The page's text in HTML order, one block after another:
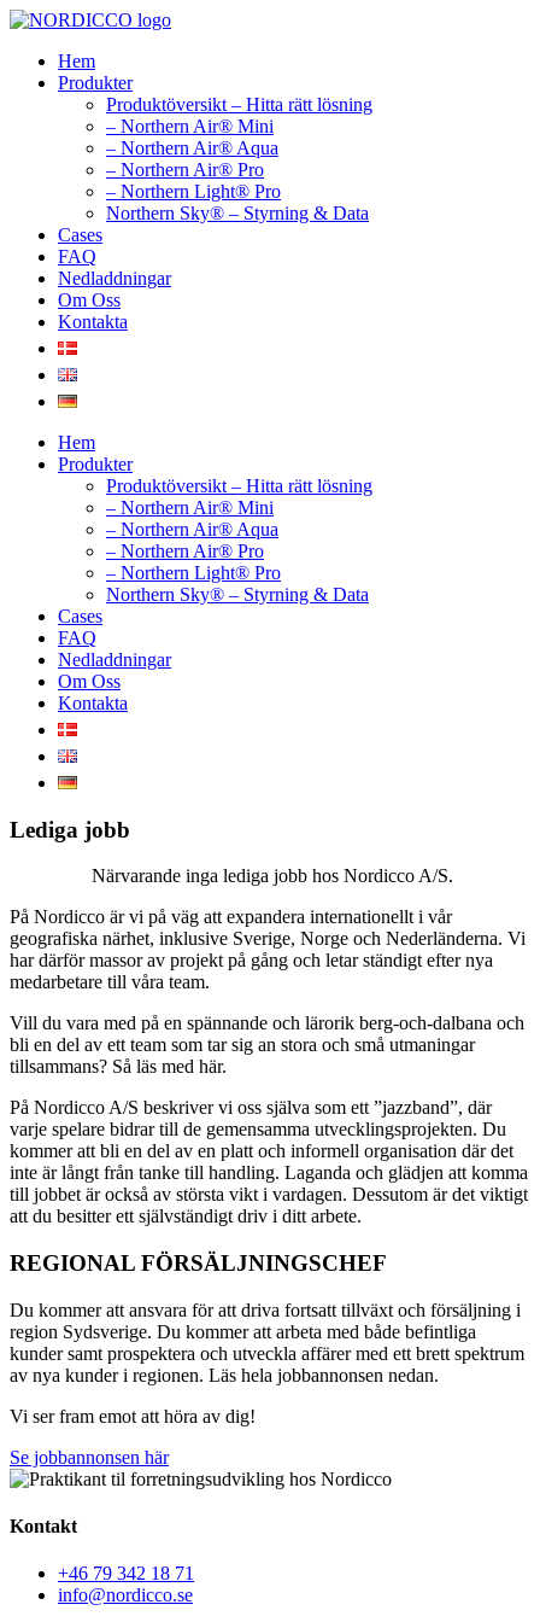
Hoppa
innehållHem
Produkter
Produktöversikt – Hitta rätt lösning
– Northern Air® Mini
– Northern Air® Aqua
– Northern Air® Pro
– Northern Light® Pro
Northern Sky® – Styrning & Data
Cases
FAQ
Nedladdningar
Om Oss
Kontakta
Hem
Produkter
Produktöversikt – Hitta rätt lösning
– Northern Air® Mini
– Northern Air® Aqua
– Northern Air® Pro
– Northern Light® Pro
Northern Sky® – Styrning & Data
Cases
FAQ
Nedladdningar
Om Oss
Kontakta
Lediga jobb
Närvarande inga lediga jobb hos Nordicco A/S.
På Nordicco är vi på väg att expandera internationellt i vår
geografiska närhet, inklusive Sverige, Norge och Nederländerna. Vi
har därför massor av projekt på gång och letar ständigt efter nya
medarbetare till våra team.
Vill du vara med på en spännande och lärorik berg-och-dalbana och
bli en del av ett team som tar sig an stora och små utmaningar
tillsammans? Så läs med här.
På Nordicco A/S beskriver vi oss själva som ett ”jazzband”, där
varje spelare bidrar till de gemensamma utvecklingsprojekten. Du
kommer att bli en del av en platt och informell organisation där det
inte är långt från tanke till handling. Laganda och glädjen att komma
till jobbet är också av största vikt i vardagen. Dessutom är det viktigt
att du besitter ett självständigt driv i ditt arbete.
REGIONAL FÖRSÄLJNINGSCHEF
Du kommer att ansvara för att driva fortsatt tillväxt och försäljning i
region Sydsverige. Du kommer att arbeta med både befintliga
kunder samt prospektera och utveckla affärer med ett brett spektrum
av nya kunder i regionen. Läs hela jobbannonsen nedan.
Vi ser fram emot att höra av dig!
Se jobbannonsen här
Kontakt
+46 79 342 18 71
info@nordicco.se